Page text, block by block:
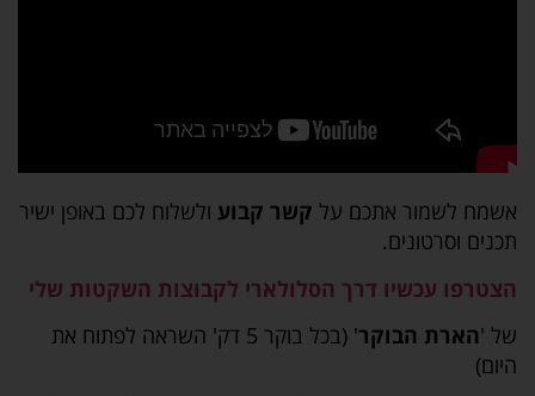
אשמח לשמור אתכם על קשר קבוע ולשלוח לכם באופן ישיר
תכנים וסרטונים.
הצטרפו עכשיו דרך הסלולארי לקבוצות השקטות שלי
של 'הארת הבוקר
' (בכל בוקר 5 דק' השראה לפתוח את
היום)